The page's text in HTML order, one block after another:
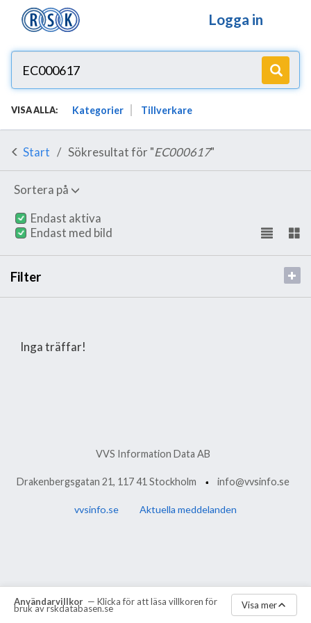
Logga in
VISA ALLA: Kategorier Tillverkare
Start Sökresultat för "EC000617"
Sortera på
Endast aktiva
Endast med bild
Filter
Inga träffar!
Användarvillkor — Klicka för att läsa villkoren för
bruk av rskdatabasen.se Visa mer
VVS Information Data AB
Drakenbergsgatan 21, 117 41 Stockholm info@vvsinfo.se
vvsinfo.se Aktuella meddelanden